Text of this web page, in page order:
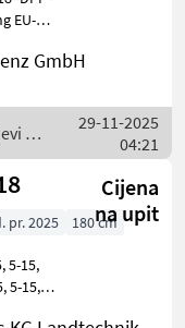
EU-
GmbH
/
29-11-2025
04:21
Cijena
na upit
pr. 2025 180 cm
5-15,
5-15,